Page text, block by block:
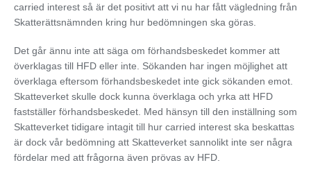
carried interest så är det positivt att vi nu har fått vägledning från
Skatterättsnämnden kring hur bedömningen ska göras.
Det går ännu inte att säga om förhandsbeskedet kommer att
överklagas till HFD eller inte. Sökanden har ingen möjlighet att
överklaga eftersom förhandsbeskedet inte gick sökanden emot.
Skatteverket skulle dock kunna överklaga och yrka att HFD
fastställer förhandsbeskedet. Med hänsyn till den inställning som
Skatteverket tidigare intagit till hur carried interest ska beskattas
är dock vår bedömning att Skatteverket sannolikt inte ser några
fördelar med att frågorna även prövas av HFD.